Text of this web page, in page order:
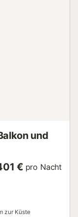
und
€ pro Nacht
zur Küste